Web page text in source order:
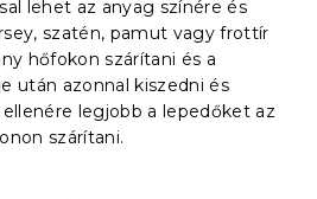
lehet az anyag színére és
szatén, pamut vagy frottír
hőfokon szárítani és a
után azonnal kiszedni és
legjobb a lepedőket az
szárítani.